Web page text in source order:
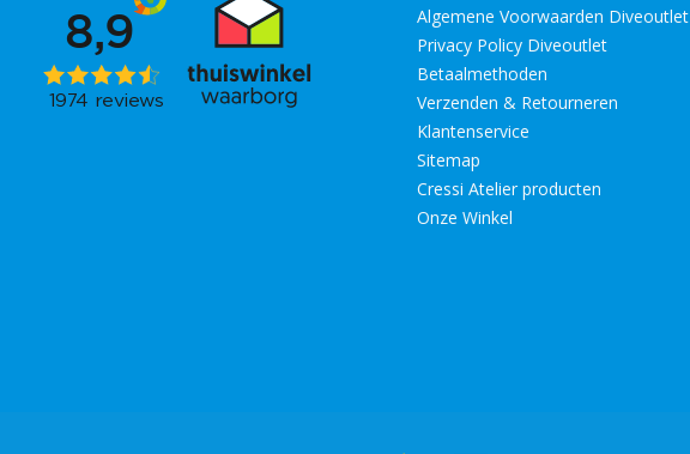
Algemene Voorwaarden Diveoutlet
Privacy Policy Diveoutlet
Betaalmethoden
Verzenden & Retourneren
Klantenservice
Sitemap
Cressi Atelier producten
Onze Winkel